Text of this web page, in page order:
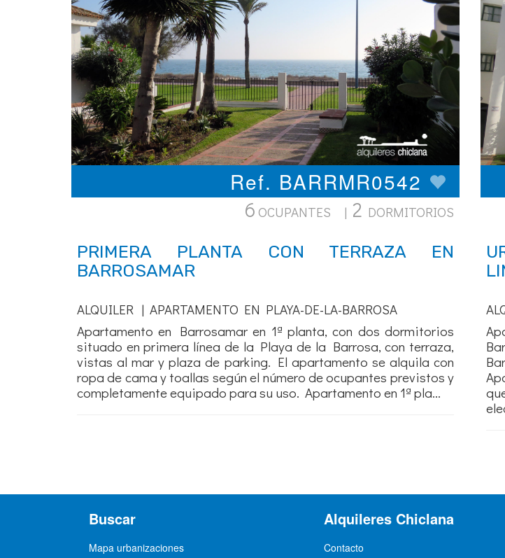
Ref. BARRMR0542
6 OCUPANTES | 2 DORMITORIOS
PRIMERA PLANTA CON TERRAZA EN
BARROSAMAR
ALQUILER | APARTAMENTO EN PLAYA-DE-LA-BARROSA
Apartamento en Barrosamar en 1ª planta, con dos dormitorios
situado en primera línea de la Playa de la Barrosa, con terraza,
vistas al mar y plaza de parking. El apartamento se alquila con
ropa de cama y toallas según el número de ocupantes previstos y
completamente equipado para su uso. Apartamento en 1ª pla...
Buscar
Mapa urbanizaciones
Alquileres Chiclana
Contacto